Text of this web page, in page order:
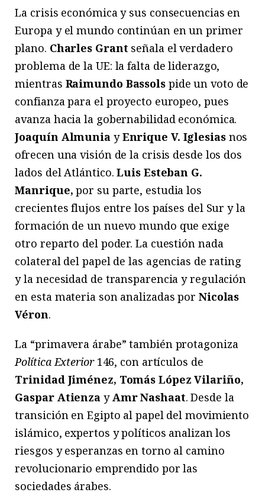
La crisis económica y sus consecuencias en
Europa y el mundo continúan en un primer
plano. Charles Grant señala el verdadero
problema de la UE: la falta de liderazgo,
mientras Raimundo Bassolspide un voto de
confianza para el proyecto europeo, pues
avanza hacia la gobernabilidad económica.
Joaquín Almunia yEnrique V. Iglesiasnos
ofrecen una visión de la crisis desde los dos
lados del Atlántico.Luis Esteban G.
Manrique, por su parte, estudia los
crecientes flujos entre los países del Sur y la
formación de un nuevo mundo que exige
otro reparto del poder. La cuestión nada
colateral del papel de las agencias de rating
y la necesidad de transparencia y regulación
en esta materia son analizadas por Nicolas
Véron.
La “primavera árabe” también protagoniza
Política Exterior146, con artículos de
Trinidad Jiménez, Tomás López Vilariño,
Gaspar Atienza yAmr Nashaat. Desde la
transición en Egipto al papel del movimiento
islámico, expertos y políticos analizan los
riesgos y esperanzas en torno al camino
revolucionario emprendido por las
sociedades árabes.